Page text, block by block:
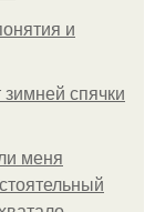
и
зимней спячки
меня